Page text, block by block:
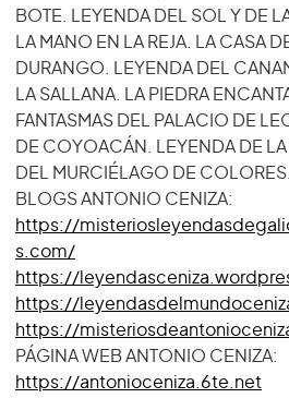
BOTE. LEYENDA DEL SOL Y DE
LA MANO EN LA REJA. LA CASA
DURANGO. LEYENDA DEL
LA SALLANA. LA PIEDRA
FANTASMAS DEL PALACIO DE
DE COYOACÁN. LEYENDA DE
DEL MURCIÉLAGO DE
BLOGS ANTONIO CENIZA:
https://
s.com/
https://
https://
https://
PÁGINA WEB ANTONIO CENIZA:
https://antonioceniza.6te.net